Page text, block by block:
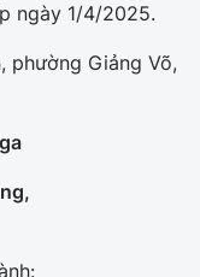
ngày 1/4/2025.
phường Giảng Võ,